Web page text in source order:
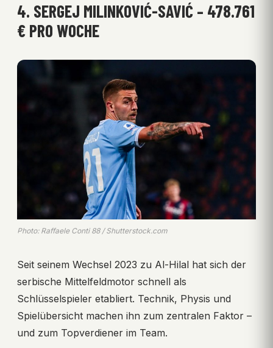
4. SERGEJ MILINKOVIĆ-SAVIĆ – 478.761
€ PRO WOCHE
Photo: Raffaele Conti 88 / Shutterstock.com
Seit seinem Wechsel 2023 zu Al-Hilal hat sich der
serbische Mittelfeldmotor schnell als
Schlüsselspieler etabliert. Technik, Physis und
Spielübersicht machen ihn zum zentralen Faktor –
und zum Topverdiener im Team.